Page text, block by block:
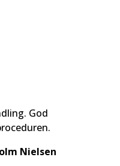
God
Nielsen